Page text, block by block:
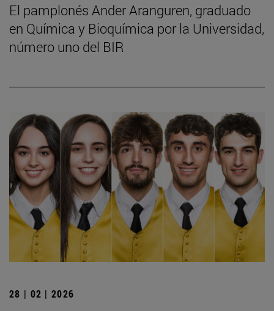
El pamplonés Ander Aranguren, graduado
en Química y Bioquímica por la Universidad,
número uno del BIR
28 | 02 | 2026